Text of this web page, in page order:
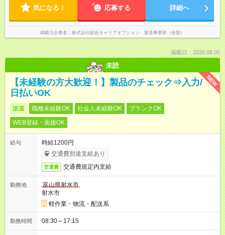
気になる！ 応募する 詳細へ
掲載元企業名 株式会社綜合キャリアオプション 製造事業部（全国）
掲載日：2026.08.05
未読
NEW
【未経験の方大歓迎！】製品のチェック⇒入力/
日払いOK
派遣 職種未経験OK 社会人未経験OK
ブランクOK
WEB登録・面接OK
給与
時給1200円
交通費別途支給あり
交通費 交通費規定内支給
勤務地
富山県射水市
射水市
軽作業・物流・配送系
勤務時間 08:30～17:15